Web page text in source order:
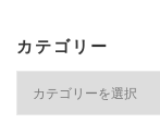
カテゴリー